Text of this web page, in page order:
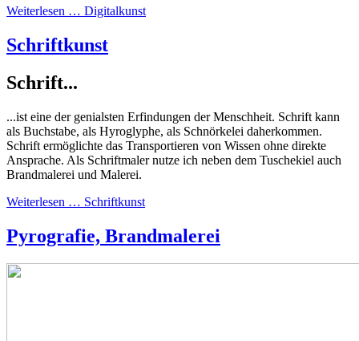
Weiterlesen … Digitalkunst
Schriftkunst
Schrift...
...ist eine der genialsten Erfindungen der Menschheit. Schrift kann
als Buchstabe, als Hyroglyphe, als Schnörkelei daherkommen.
Schrift ermöglichte das Transportieren von Wissen ohne direkte
Ansprache. Als Schriftmaler nutze ich neben dem Tuschekiel auch
Brandmalerei und Malerei.
Weiterlesen … Schriftkunst
Pyrografie, Brandmalerei